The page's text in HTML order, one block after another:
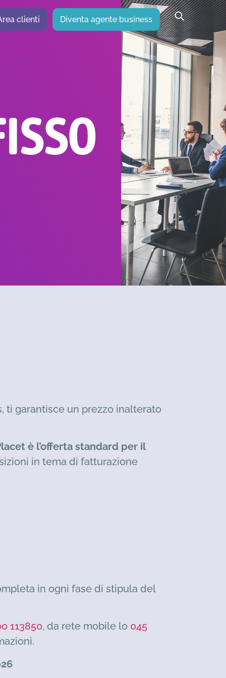
clienti Diventa agente business
ti garantisce un prezzo inalterato
è l’offerta standard per il
in tema di fatturazione
in ogni fase di stipula del
113850, da rete mobile lo 045